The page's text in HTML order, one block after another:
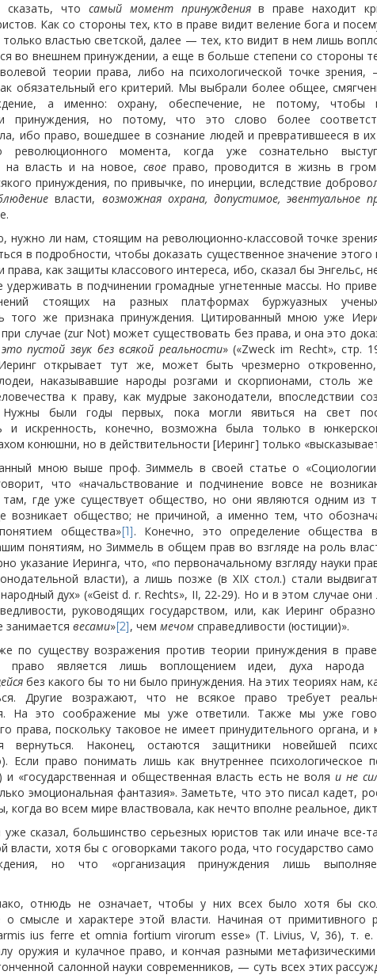
что самый момент принужденияв праве находит
Как со стороны тех, кто в праве видит веление бога и
властью светской, далее — тех, кто видит в нем лишь
во внешнем принуждении, а еще в больше степени со стороны
теории права, либо на психологической точке
обязательный его критерий. Мы выбрали более общее,
а именно: охрану, обеспечение, не потому, чтобы
принуждения, но потому, что это слово более
ибо право, вошедшее в сознание людей и превратившееся в
революционного момента, когда уже сознательно
на власть и на новое, свое право, проводится в жизнь в
принуждения, по привычке, по инерции, вследствие
власти, возможная охрана, допустимое, эвентуальное
нужно ли нам, стоящим на революционно-классовой точке
в подробности, чтобы доказать существенное значение этого
права, как защиты классового интереса, ибо, сказал бы Энгельс,
в подчинении громадные угнетенные массы. Но
стоящих на разных платформах буржуазных
того же признака принуждения. Цитированный мною уже
при случае (zur Not) может существовать без права, и она это
пустой звук без всякой реальности» («Zweck im Recht», стр.
открывает тут же, может быть чрезмерно
наказывавшие народы розгами и скорпионами, столь
к праву, как мудрые законодатели, впоследствии
Нужны были годы первых, пока могли явиться на свет
и искренность, конечно, возможна была только в
конюшни, но в действительности [Иеринг] только
мною выше проф. Зиммель в своей статье о «Социологии
что «начальствование и подчинение вовсе не
где уже существует общество, но они являются одним из
возникает общество; не причиной, а именно тем, что
общества»[1]. Конечно, это определение общества
понятиям, но Зиммель в общем прав во взгляде на роль
указание Иеринга, что, «по первоначальному взгляду науки
власти), а лишь позже (в XIX стол.) стали
дух» («Geist d. r. Rechts», II, 22-29). Но и в этом случае
руководящих государством, или, как Иеринг
занимается весами»[2], чем мечом справедливости (юстиции)».
по существу возражения против теории принуждения в
право является лишь воплощением идеи, духа
без какого бы то ни было принуждения. На этих теориях нам,
Другие возражают, что не всякое право требует
На это соображение мы уже ответили. Также мы уже
права, поскольку таковое не имеет принудительного органа, и
вернуться. Наконец, остаются защитники новейшей
Если право понимать лишь как внутреннее психологическое
и «государственная и общественная власть есть не воляи не
эмоциональная фантазия». Заметьте, что это писал кадет,
когда во всем мире властвовала, как нечто вполне реальное,
уже сказал, большинство серьезных юристов так или иначе все-
власти, хотя бы с оговорками такого рода, что государство само
но что «организация принуждения лишь
отнюдь не означает, чтобы у них всех было хотя бы
о смысле и характере этой власти. Начиная от примитивного
ius ferre et omnia fortium virorum esse» (T. Livius, V, 36), т.
оружия и кулачное право, и кончая разными
салонной науки современников, — суть всех этих